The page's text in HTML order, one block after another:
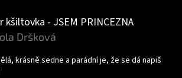
kšiltovka - JSEM PRINCEZNA
produktu je 5 z 5 hvězdiček.
Dršková
krásně sedne a parádní je, že se dá napiš